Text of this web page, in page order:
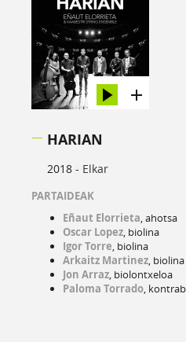
HARIAN
2018 - Elkar
PARTAIDEAK
Eñaut Elorrieta, ahotsa
Oscar Lopez, biolina
Igor Torre, biolina
Arkaitz Martinez, biolina
Jon Arraz, biolontxeloa
Paloma Torrado,